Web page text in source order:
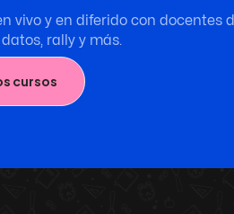
vivo y en diferido con docentes
rally y más.
cursos